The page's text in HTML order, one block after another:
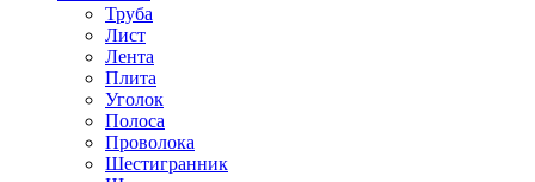
Труба
Лист
Лента
Плита
Уголок
Полоса
Проволока
Шестигранник